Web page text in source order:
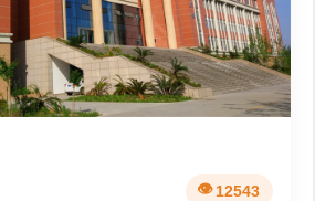
12543